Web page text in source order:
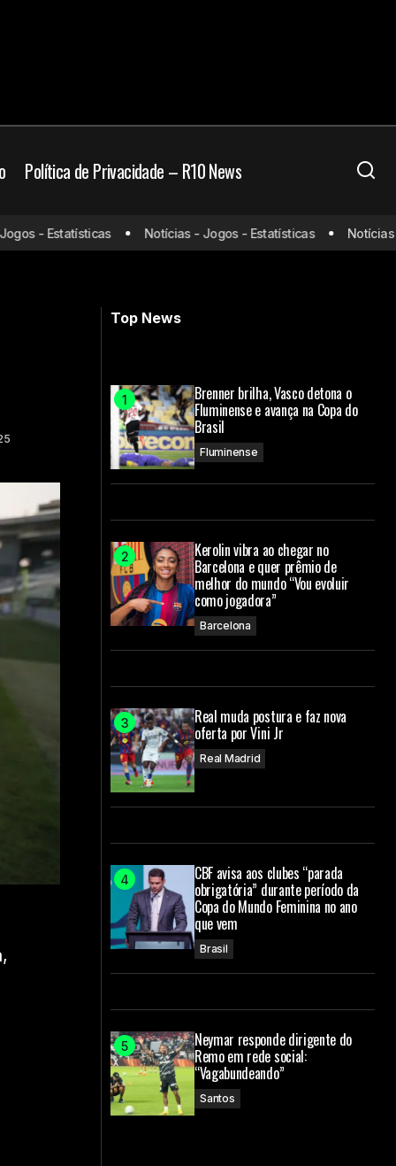
Política de Privacidade – R10 News
assistir,
Pedro está fora da final da
Libertadores e só volta a jogar em
2026
- Estatísticas Notícias - Jogos - Estatísticas Notícias -
Top News
Brenner brilha, Vasco detona o
Fluminense e avança na Copa do
Brasil
Fluminense
Kerolin vibra ao chegar no
Barcelona e quer prêmio de
melhor do mundo “Vou evoluir
como jogadora”
Barcelona
Real muda postura e faz nova
oferta por Vini Jr
Real Madrid
CBF avisa aos clubes “parada
obrigatória” durante período da
Copa do Mundo Feminina no ano
que vem
Brasil
Neymar responde dirigente do
Remo em rede social:
“Vagabundeando”
Santos